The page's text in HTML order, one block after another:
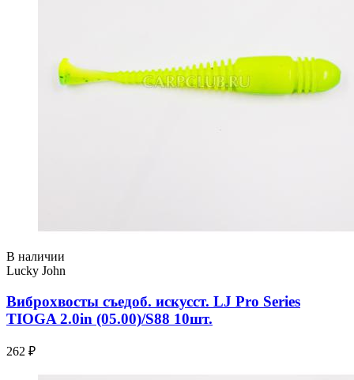
В наличии
Lucky John
Виброхвосты съедоб. искусст. LJ Pro Series
TIOGA 2.0in (05.00)/S88 10шт.
262 ₽